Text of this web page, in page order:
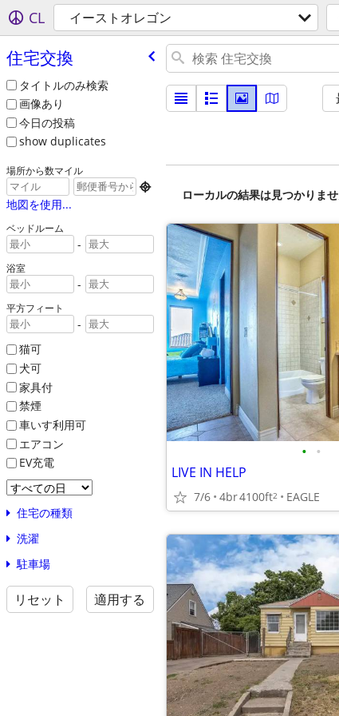
CL イーストオレゴン
住宅交換
タイトルのみ検索
画像あり
今日の投稿
show duplicates
場所から数マイル

地図を使用...
ベッドルーム
-
浴室
-
平方フィート
-
猫可
犬可
家具付
禁煙
車いす利用可
エアコン
EV充電
住宅の種類
洗濯
駐車場
リセット 適用する
ローカルの結果は見つかりま
• •
LIVE IN HELP
7/6 4br4100ft2 EAGLE